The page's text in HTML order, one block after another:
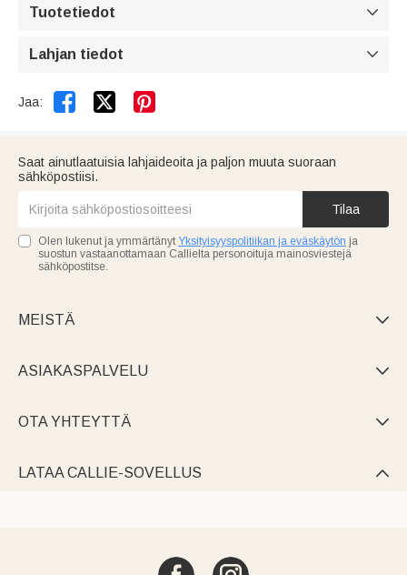
Tuotetiedot 
Lahjan tiedot 
Jaa:  
Saat ainutlaatuisia lahjaideoita ja paljon muuta suoraan
sähköpostiisi.
Tilaa
Olen lukenut ja ymmärtänyt Yksityisyyspolitiikan ja eväskäytön ja
suostun vastaanottamaan Callielta personoituja mainosviestejä
sähköpostitse.
MEISTÄ 
ASIAKASPALVELU 
OTA YHTEYTTÄ 
LATAA CALLIE-SOVELLUS 